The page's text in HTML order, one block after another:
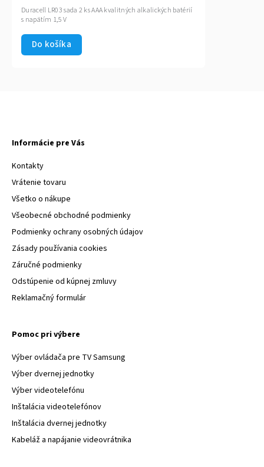
Do košíka
Duracell LR03 sada 2 ks AAA kvalitných alkalických batérií
s napätím 1,5 V
Informácie pre Vás
Kontakty
Vrátenie tovaru
Všetko o nákupe
Všeobecné obchodné podmienky
Podmienky ochrany osobných údajov
Zásady používania cookies
Záručné podmienky
Odstúpenie od kúpnej zmluvy
Reklamačný formulár
Pomoc pri výbere
Výber ovládača pre TV Samsung
Výber dvernej jednotky
Výber videotelefónu
Inštalácia videotelefónov
Inštalácia dvernej jednotky
Kabeláž a napájanie videovrátnika